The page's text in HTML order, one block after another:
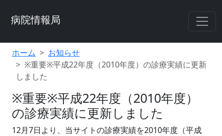
病院情報局
ホーム
お知らせ
※重要※平成22年度（2010年度）の診療実績に更新
しました
※重要※平成22年度（2010年度）
の診療実績に更新しました
12月7日より、当サイトの診療実績を2010年度（平成